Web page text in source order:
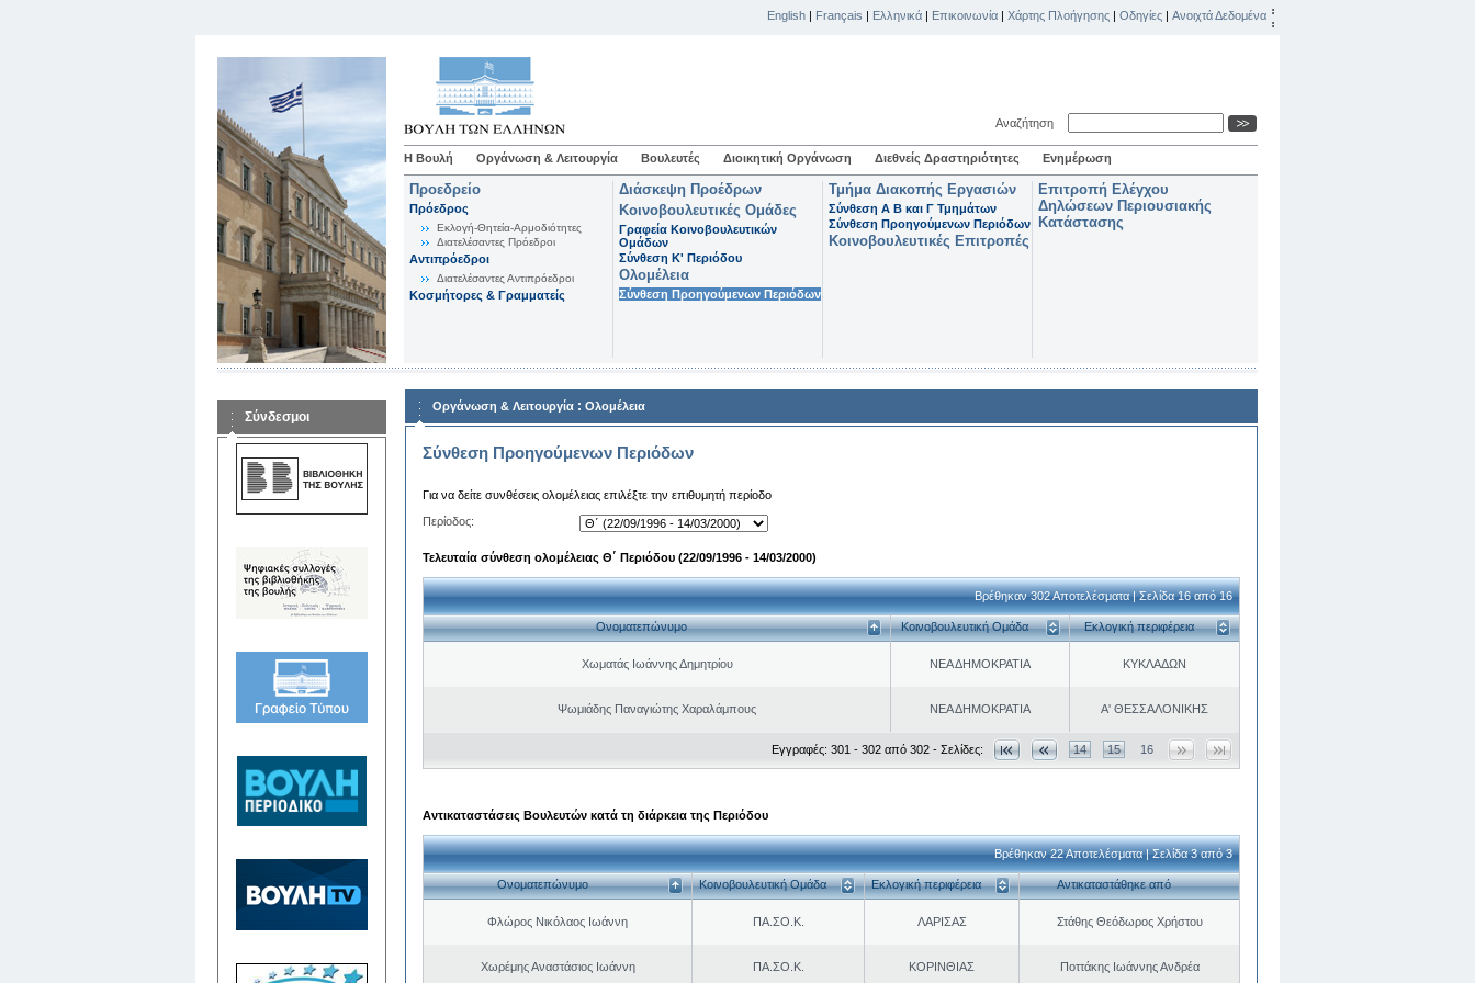
English | Français | Ελληνικά | Επικοινωνία | Χάρτης Πλοήγησης | Οδηγίες | Ανοιχτά Δεδομένα
Αναζήτηση
Η Βουλή Οργάνωση & Λειτουργία Βουλευτές Διοικητική Οργάνωση Διεθνείς Δραστηριότητες Ενημέρωση
Προεδρείο
Πρόεδρος
Εκλογή-Θητεία-Αρμοδιότητες
Διατελέσαντες Πρόεδροι
Αντιπρόεδροι
Διατελέσαντες Αντιπρόεδροι
Κοσμήτορες & Γραμματείς
Διάσκεψη Προέδρων
Κοινοβουλευτικές Ομάδες
Γραφεία Κοινοβουλευτικών
Ομάδων
Σύνθεση K' Περιόδου
Ολομέλεια
Σύνθεση Προηγούμενων Περιόδων
Τμήμα Διακοπής Εργασιών
Σύνθεση Α Β και Γ Τμημάτων
Σύνθεση Προηγούμενων Περιόδων
Κοινοβουλευτικές Επιτροπές
Επιτροπή Ελέγχου
Δηλώσεων Περιουσιακής
Κατάστασης
Σύνδεσμοι
Οργάνωση & Λειτουργία : Ολομέλεια
Σύνθεση Προηγούμενων Περιόδων
Για να δείτε συνθέσεις ολομέλειας επιλέξτε την επιθυμητή περίοδο
Περίοδος:
Τελευταία σύνθεση ολομέλειας Θ΄ Περιόδου (22/09/1996 - 14/03/2000)
Βρέθηκαν 302 Αποτελέσματα | Σελίδα 16 από 16
Ονοματεπώνυμο Κοινοβουλευτική Ομάδα Εκλογική περιφέρεια
Χωματάς Ιωάννης Δημητρίου ΝΕΑ ΔΗΜΟΚΡΑΤΙΑ ΚΥΚΛΑΔΩΝ
Ψωμιάδης Παναγιώτης Χαραλάμπους ΝΕΑ ΔΗΜΟΚΡΑΤΙΑ Α' ΘΕΣΣΑΛΟΝΙΚΗΣ
Εγγραφές: 301 - 302 από 302 - Σελίδες: 14 15 16
Αντικαταστάσεις Βουλευτών κατά τη διάρκεια της Περιόδου
Βρέθηκαν 22 Αποτελέσματα | Σελίδα 3 από 3
Ονοματεπώνυμο Κοινοβουλευτική Ομάδα Εκλογική περιφέρεια Αντικαταστάθηκε από
Φλώρος Νικόλαος Ιωάννη ΠΑ.ΣΟ.Κ. ΛΑΡΙΣΑΣ Στάθης Θεόδωρος Χρήστου
Χωρέμης Αναστάσιος Ιωάννη ΠΑ.ΣΟ.Κ. ΚΟΡΙΝΘΙΑΣ Ποττάκης Ιωάννης Ανδρέα